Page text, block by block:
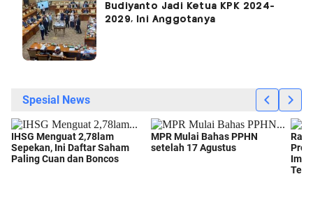
Budiyanto Jadi Ketua KPK 2024-
2029, Ini Anggotanya